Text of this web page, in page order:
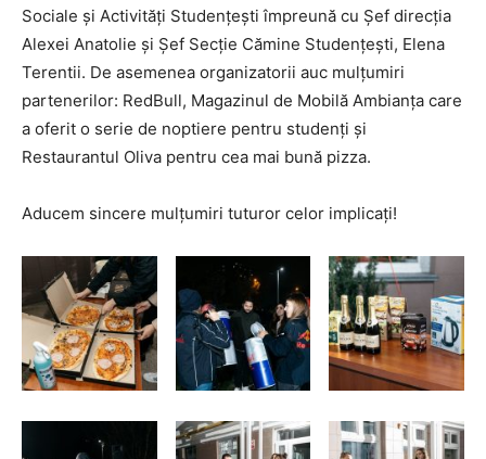
Sociale și Activități Studențești împreună cu Șef direcția
Alexei Anatolie și Șef Secție Cămine Studențești, Elena
Terentii. De asemenea organizatorii auc mulțumiri
partenerilor: RedBull, Magazinul de Mobilă Ambianța care
a oferit o serie de noptiere pentru studenți și
Restaurantul Oliva pentru cea mai bună pizza.
Aducem sincere mulțumiri tuturor celor implicați!